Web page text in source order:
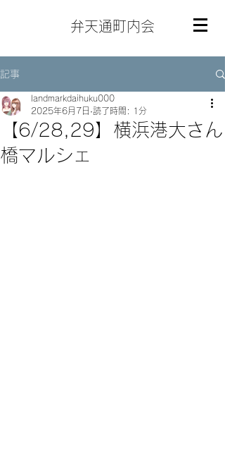
弁天通町内会
記事
【6/28,29】横浜港大さん
橋マルシェ
landmarkdaihuku000
2025年6月7日 読了時間: 1分